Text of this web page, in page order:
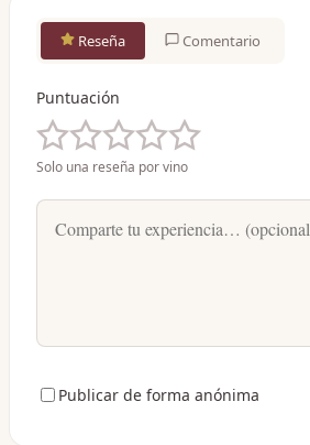
Reseña Comentario
Puntuación
Solo una reseña por vino
Publicar de forma anónima